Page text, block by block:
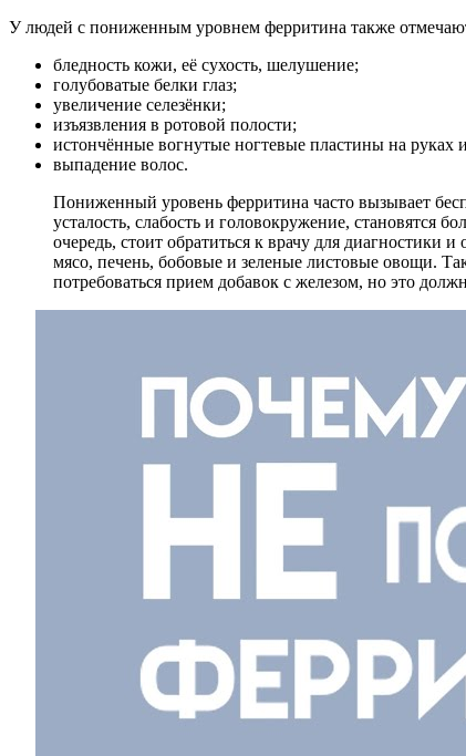
У людей с пониженным уровнем ферритина также
бледность кожи, её сухость, шелушение;
голубоватые белки глаз;
увеличение селезёнки;
изъязвления в ротовой полости;
истончённые вогнутые ногтевые пластины на руках
выпадение волос.
Пониженный уровень ферритина часто вызывает
усталость, слабость и головокружение, становятся
очередь, стоит обратиться к врачу для диагностики
мясо, печень, бобовые и зеленые листовые овощи.
потребоваться прием добавок с железом, но это